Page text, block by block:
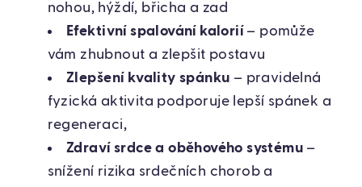
nohou, hýždí, břicha a zad
Efektivní spalování kalorií – pomůže
vám zhubnout a zlepšit postavu
Zlepšení kvality spánku – pravidelná
fyzická aktivita podporuje lepší spánek a
regeneraci,
Zdraví srdce a oběhového systému –
snížení rizika srdečních chorob a